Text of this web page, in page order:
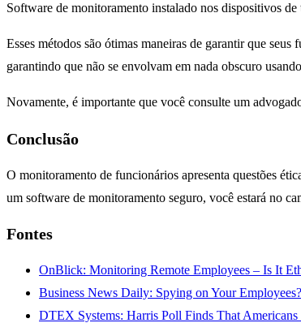
Software de monitoramento instalado nos dispositivos
Esses métodos são ótimas maneiras de garantir que
garantindo que não se envolvam em nada obscuro
Novamente, é importante que você consulte um
Conclusão
O monitoramento de funcionários apresenta questões
um software de monitoramento seguro, você estará no
Fontes
OnBlick: Monitoring Remote Employees – Is It
Business News Daily: Spying on Your
DTEX Systems: Harris Poll Finds That